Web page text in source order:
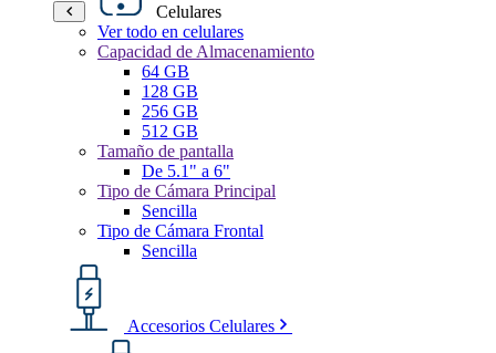
Celulares
Ver todo en celulares
Capacidad de Almacenamiento
64 GB
128 GB
256 GB
512 GB
Tamaño de pantalla
De 5.1" a 6"
Tipo de Cámara Principal
Sencilla
Tipo de Cámara Frontal
Sencilla
Accesorios Celulares